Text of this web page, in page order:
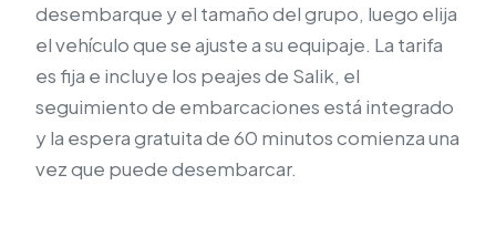
desembarque y el tamaño del grupo, luego elija
el vehículo que se ajuste a su equipaje. La tarifa
es fija e incluye los peajes de Salik, el
seguimiento de embarcaciones está integrado
y la espera gratuita de 60 minutos comienza una
vez que puede desembarcar.